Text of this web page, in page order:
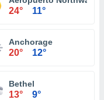
24° 11°
Anchorage
20° 12°
Bethel
13° 9°